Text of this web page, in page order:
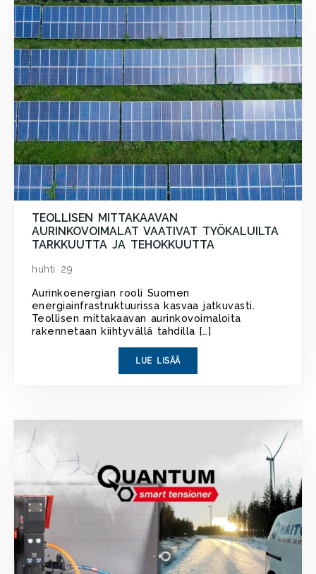
TEOLLISEN MITTAKAAVAN
AURINKOVOIMALAT VAATIVAT TYÖKALUILTA
TARKKUUTTA JA TEHOKKUUTTA
huhti 29
Aurinkoenergian rooli Suomen
energiainfrastruktuurissa kasvaa jatkuvasti.
Teollisen mittakaavan aurinkovoimaloita
rakennetaan kiihtyvällä tahdilla […]
LUE LISÄÄ